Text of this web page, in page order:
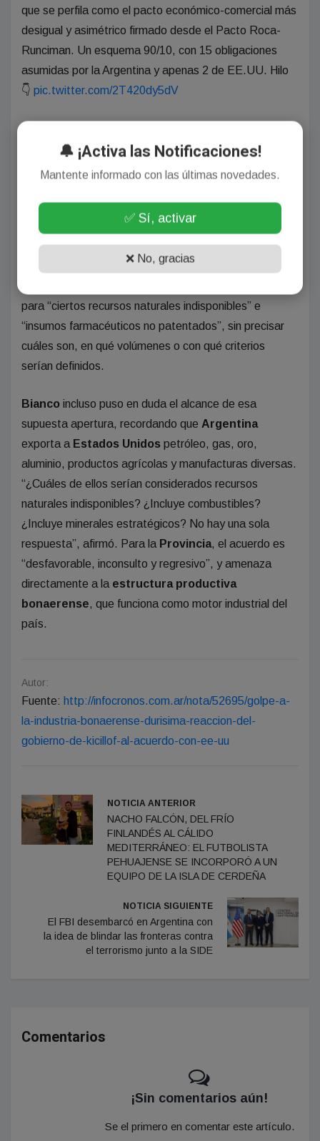
que se perfila como el pacto económico-comercial más
desigual y asimétrico firmado desde el Pacto Roca-
Runciman. Un esquema 90/10, con 15 obligaciones
asumidas por la Argentina y apenas 2 de EE.UU. Hilo
👇 pic.twitter.com/2T420dy5dV
cerca del70% de sus exportaciones hacia
Argentina
: medicamentos, químicos, maquinaria,
tecnología, dispositivos médicos, vehículos y
productos agrícolas. A cambio, lo que ofrece, indicó es
para “ciertos recursos naturales indisponibles” e
“insumos farmacéuticos no patentados”, sin precisar
cuáles son, en qué volúmenes o con qué criterios
serían definidos.
Bianco incluso puso en duda el alcance de esa
supuesta apertura, recordando que Argentina
exporta a Estados Unidos petróleo, gas, oro,
aluminio, productos agrícolas y manufacturas diversas.
“¿Cuáles de ellos serían considerados recursos
naturales indisponibles? ¿Incluye combustibles?
¿Incluye minerales estratégicos? No hay una sola
respuesta”, afirmó. Para la Provincia, el acuerdo es
“desfavorable, inconsulto y regresivo”, y amenaza
directamente a la estructura productiva
bonaerense, que funciona como motor industrial del
país.
Autor:
Fuente: http://infocronos.com.ar/nota/52695/golpe-a-
la-industria-bonaerense-durisima-reaccion-del-
gobierno-de-kicillof-al-acuerdo-con-ee-uu
NOTICIA ANTERIOR
NACHO FALCÓN, DEL FRÍO
FINLANDÉS AL CÁLIDO
MEDITERRÁNEO: EL FUTBOLISTA
PEHUAJENSE SE INCORPORÓ A UN
EQUIPO DE LA ISLA DE CERDEÑA
NOTICIA SIGUIENTE
El FBI desembarcó en Argentina con
la idea de blindar las fronteras contra
el terrorismo junto a la SIDE
Comentarios
¡Sin comentarios aún!
Se el primero en comentar este artículo.
🔔 ¡Activa las Notificaciones!
Mantente informado con las últimas novedades.
✅ Sí, activar
❌ No, gracias